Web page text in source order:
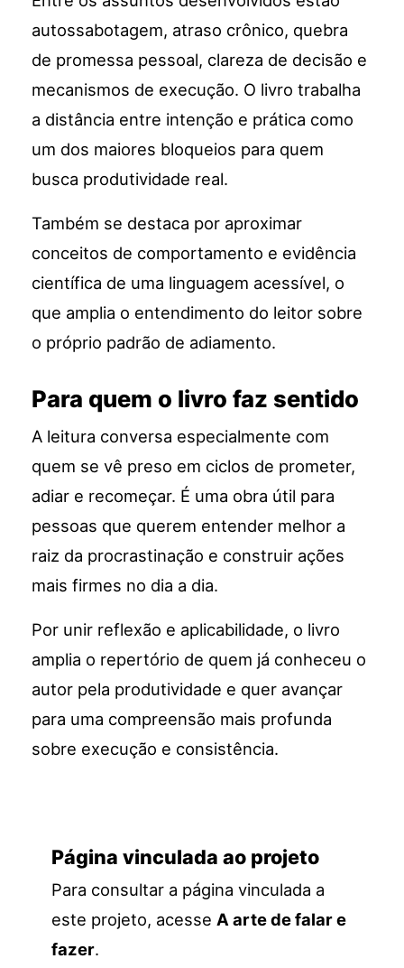
autossabotagem, atraso crônico, quebra
de promessa pessoal, clareza de decisão e
mecanismos de execução. O livro trabalha
a distância entre intenção e prática como
um dos maiores bloqueios para quem
busca produtividade real.
Também se destaca por aproximar
conceitos de comportamento e evidência
científica de uma linguagem acessível, o
que amplia o entendimento do leitor sobre
o próprio padrão de adiamento.
Para quem o livro faz sentido
A leitura conversa especialmente com
quem se vê preso em ciclos de prometer,
adiar e recomeçar. É uma obra útil para
pessoas que querem entender melhor a
raiz da procrastinação e construir ações
mais firmes no dia a dia.
Por unir reflexão e aplicabilidade, o livro
amplia o repertório de quem já conheceu o
autor pela produtividade e quer avançar
para uma compreensão mais profunda
sobre execução e consistência.
Página vinculada ao projeto
Para consultar a página vinculada a
este projeto, acesse A arte de falar e
fazer.